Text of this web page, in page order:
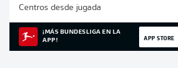
Centros desde jugada
¡MÁS BUNDESLIGA EN LA
APP!
APP STORE